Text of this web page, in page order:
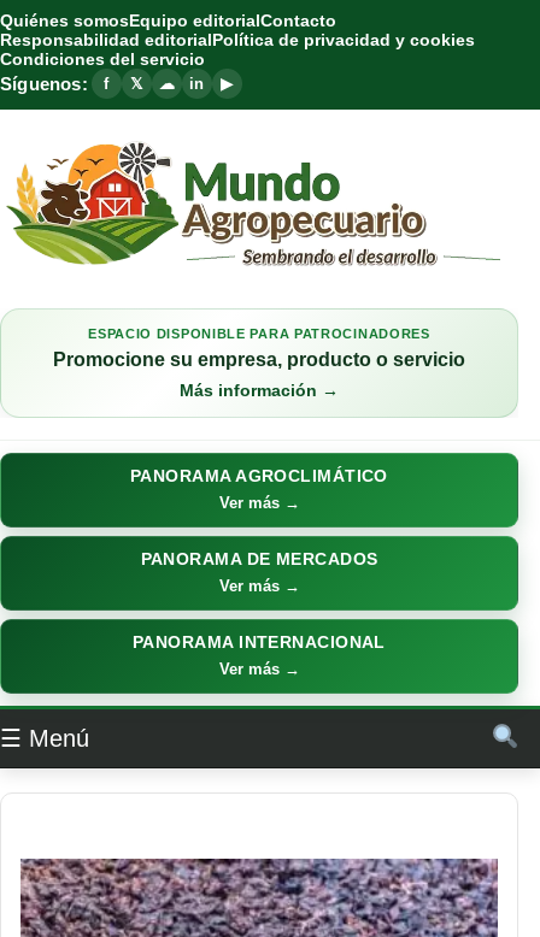
Quiénes somosEquipo editorialContacto
Responsabilidad editorialPolítica de privacidad y cookies
Condiciones del servicio
Síguenos: f 𝕏 ☁ in ▶
ESPACIO DISPONIBLE PARA PATROCINADORES
Promocione su empresa, producto o servicio
Más información →
PANORAMA AGROCLIMÁTICO
Ver más →
PANORAMA DE MERCADOS
Ver más →
PANORAMA INTERNACIONAL
Ver más →
☰ Menú